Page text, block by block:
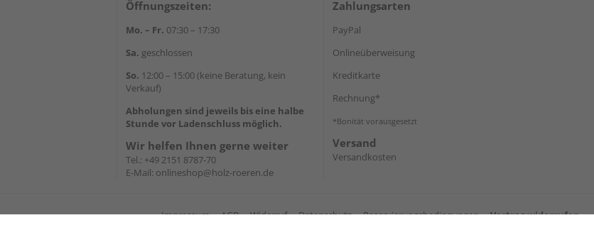
Öffnungszeiten:
Mo. – Fr. 07:30 – 17:30
Sa. geschlossen
So. 12:00 – 15:00 (keine Beratung, kein
Verkauf)
Abholungen sind jeweils bis eine halbe
Stunde vor Ladenschluss möglich.
Wir helfen Ihnen gerne weiter
Tel.: +49 2151 8787-70
E-Mail: onlineshop@holz-roeren.de
Zahlungsarten
PayPal
Onlineüberweisung
Kreditkarte
Rechnung*
*Bonität vorausgesetzt
Versand
Versandkosten
Impressum AGB Widerruf Datenschutz Reservierungsbedingungen Vertrag widerrufen